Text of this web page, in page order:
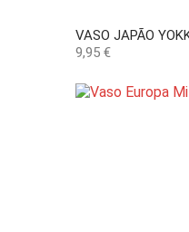
VASO JAPÃO
Preço
9,95 €